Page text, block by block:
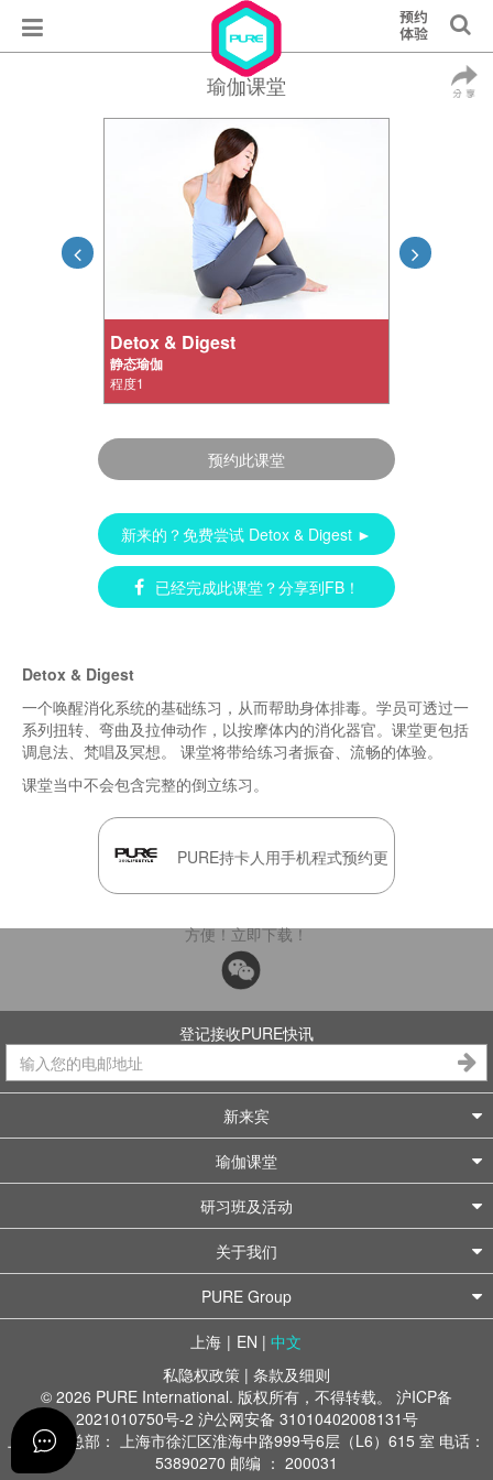
瑜伽课堂
Detox & Digest
静态瑜伽
程度1
预约此课堂
新来的？免费尝试 Detox & Digest ►
已经完成此课堂？分享到FB！
Detox & Digest
一个唤醒消化系统的基础练习，从而帮助身体排毒。学员可透过一
系列扭转、弯曲及拉伸动作，以按摩体内的消化器官。课堂更包括
调息法、梵唱及冥想。 课堂将带给练习者振奋、流畅的体验。
课堂当中不会包含完整的倒立练习。
PURE持卡人用手机程式预约更
方便！立即下载！
登记接收PURE快讯
新来宾
瑜伽课堂
研习班及活动
关于我们
PURE Group
上海 | EN | 中文
私隐权政策 | 条款及细则
© 2026 PURE International. 版权所有，不得转载。 沪ICP备
2021010750号-2 沪公网安备 31010402008131号
上海办公总部： 上海市徐汇区淮海中路999号6层（L6）615 室 电话：
53890270 邮编 ： 200031